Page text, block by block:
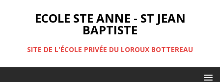
ECOLE STE ANNE - ST JEAN
BAPTISTE
SITE DE L'ÉCOLE PRIVÉE DU LOROUX BOTTEREAU